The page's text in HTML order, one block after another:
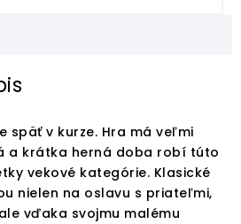
späť v kurze. Hra má veľmi
a krátka herná doba robí túto
vekové kategórie. Klasické
nielen na oslavu s priateľmi,
vďaka svojmu malému